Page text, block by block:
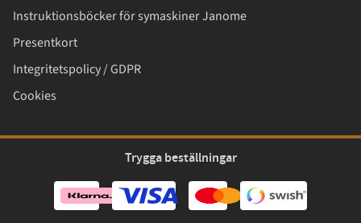
Instruktionsböcker för symaskiner Janome
Presentkort
Integritetspolicy / GDPR
Cookies
Trygga beställningar